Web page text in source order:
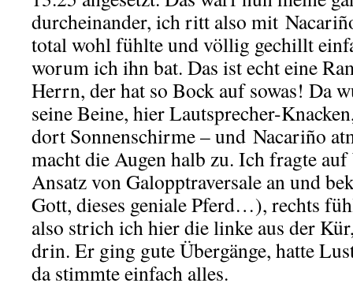
durcheinander, ich ritt also mit
total wohl fühlte und völlig gechillt
worum ich ihn bat. Das ist echt eine
Herrn, der hat so Bock auf sowas! Da
seine Beine, hier Lautsprecher-
dort Sonnenschirme – und Nacariño
macht die Augen halb zu. Ich fragte
Ansatz von Galopptraversale an und
Gott, dieses geniale Pferd…), rechts
also strich ich hier die linke aus der
drin. Er ging gute Übergänge, hatte
da stimmte einfach alles.